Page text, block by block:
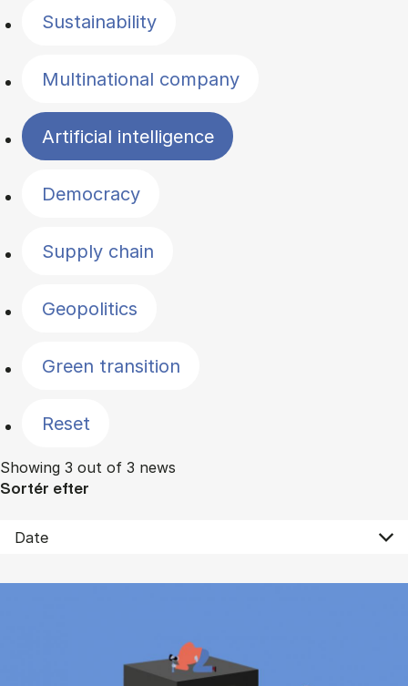
Sustainability
Multinational company
Artificial intelligence
Democracy
Supply chain
Geopolitics
Green transition
Reset
Showing 3 out of 3 news
Sortér efter